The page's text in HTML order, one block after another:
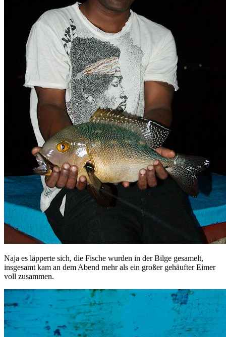
Naja es läpperte sich, die Fische wurden in der Bilge gesamelt,
insgesamt kam an dem Abend mehr als ein großer gehäufter Eimer
voll zusammen.